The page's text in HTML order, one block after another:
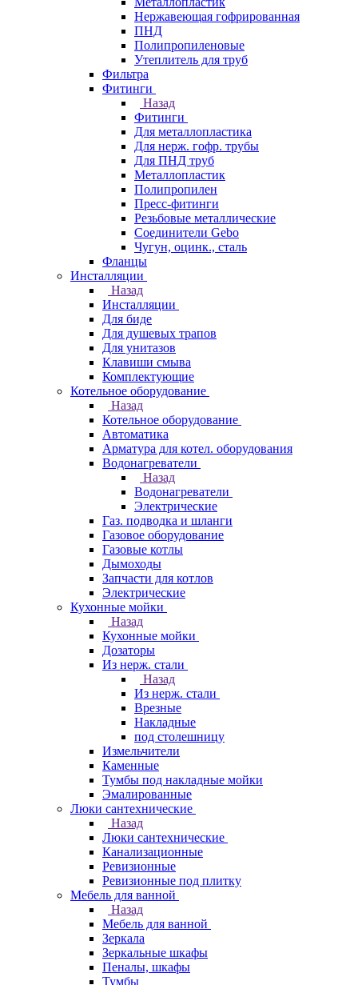
Нержавеющая гофрированная
ПНД
Полипропиленовые
Утеплитель для труб
Фильтра
Фитинги
Назад
Фитинги
Для металлопластика
Для нерж. гофр. трубы
Для ПНД труб
Металлопластик
Полипропилен
Пресс-фитинги
Резьбовые металлические
Соединители Gebo
Чугун, оцинк., сталь
Фланцы
Инсталляции
Назад
Инсталляции
Для биде
Для душевых трапов
Для унитазов
Клавиши смыва
Комплектующие
Котельное оборудование
Назад
Котельное оборудование
Автоматика
Арматура для котел. оборудования
Водонагреватели
Назад
Водонагреватели
Электрические
Газ. подводка и шланги
Газовое оборудование
Газовые котлы
Дымоходы
Запчасти для котлов
Электрические
Кухонные мойки
Назад
Кухонные мойки
Дозаторы
Из нерж. стали
Назад
Из нерж. стали
Врезные
Накладные
под столешницу
Измельчители
Каменные
Тумбы под накладные мойки
Эмалированные
Люки сантехнические
Назад
Люки сантехнические
Канализационные
Ревизионные
Ревизионные под плитку
Мебель для ванной
Назад
Мебель для ванной
Зеркала
Зеркальные шкафы
Пеналы, шкафы
Тумбы